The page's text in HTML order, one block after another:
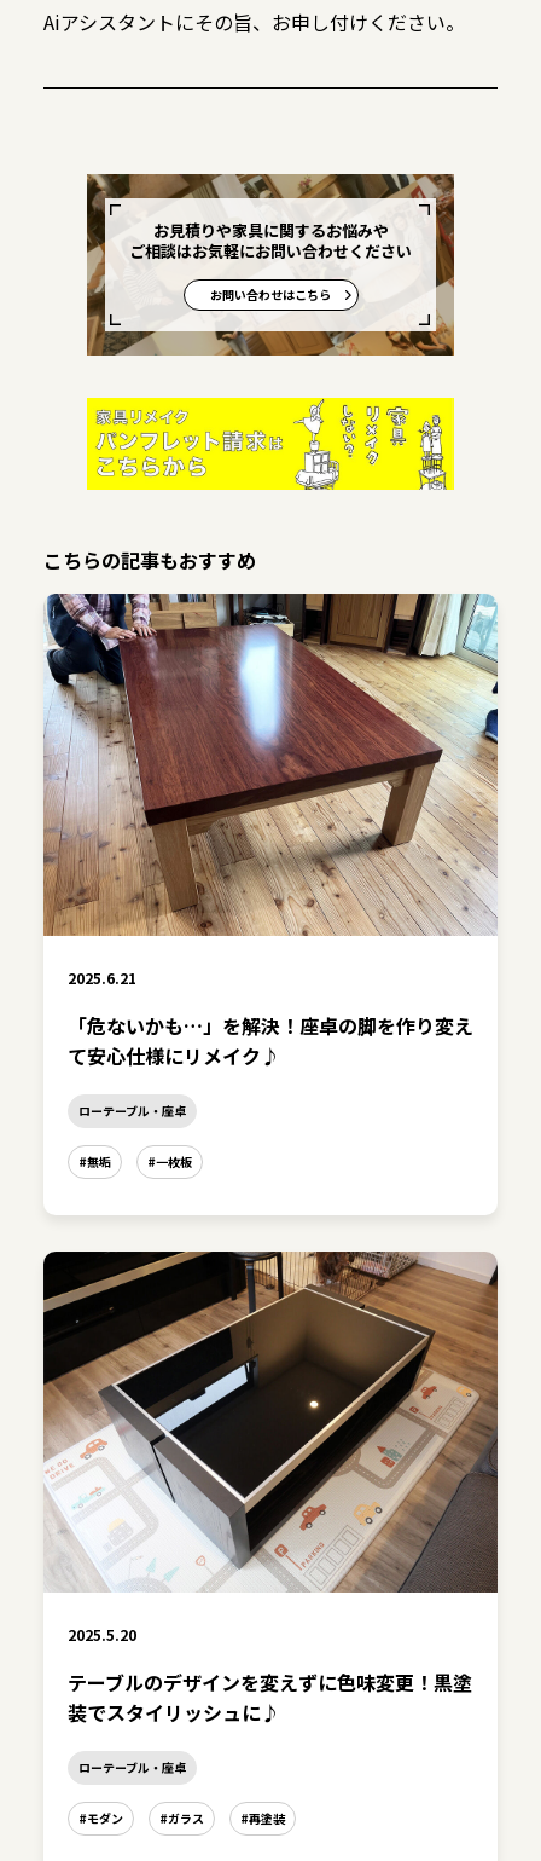
Aiアシスタントにその旨、お申し付けください。
お見積りや家具に関するお悩みや
ご相談はお気軽にお問い合わせください
お問い合わせはこちら
こちらの記事もおすすめ
2025.6.21
「危ないかも…」を解決！座卓の脚を作り変え
て安心仕様にリメイク♪
ローテーブル・座卓
#無垢 #一枚板
2025.5.20
テーブルのデザインを変えずに色味変更！黒塗
装でスタイリッシュに♪
ローテーブル・座卓
#モダン #ガラス #再塗装